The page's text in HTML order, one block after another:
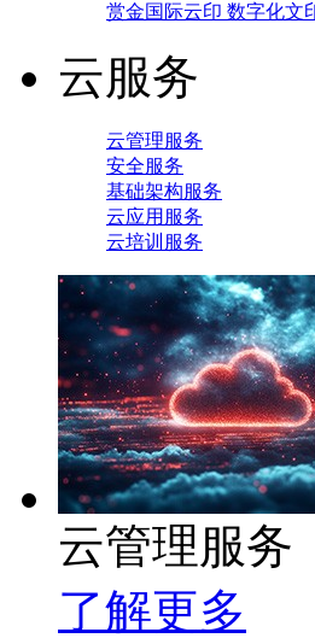
赏金国际云印 数字化文
云服务
云管理服务
安全服务
基础架构服务
云应用服务
云培训服务
云管理服务
了解更多